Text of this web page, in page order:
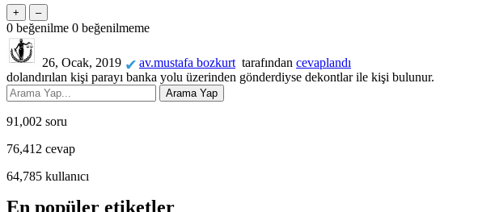
0 beğenilme 0 beğenilmeme
26, Ocak, 2019 ✔ av.mustafa bozkurt tarafından cevaplandı
dolandırılan kişi parayı banka yolu üzerinden gönderdiyse dekontlar ile kişi bulunur.
91,002 soru
76,412 cevap
64,785 kullanıcı
En popüler etiketler